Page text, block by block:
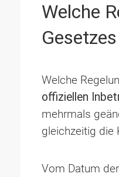
Welche
Welche
offiziellen
mehrmals
gleichzeitig die
Vom Datum